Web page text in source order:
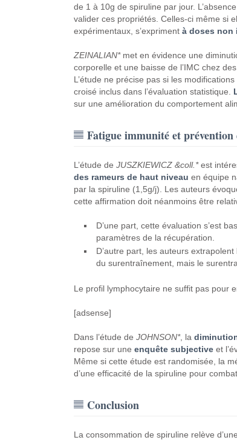
de 1 à 10g de spiruline par jour.
valider ces propriétés. Celles-ci même si
expérimentaux, s’expriment à doses non
ZEINALIAN*met en évidence une
corporelle et une baisse de l’IMC chez
L’étude ne précise pas si les
croisé inclus dans l’évaluation statistique.
sur une amélioration du comportement
Fatigue immunité et
L’étude de JUSZKIEWICZ &coll.*est
des rameurs de haut niveau en équipe
par la spiruline (1,5g/j). Les auteurs
cette affirmation doit néanmoins être
D’une part, cette évaluation s’est
paramètres de la récupération.
D’autre part, les auteurs
du surentraînement, mais le
Le profil lymphocytaire ne suffit pas pour
[adsense]
Dans l’étude de JOHNSON*, la
repose sur une enquête subjectiveet
Même si cette étude est randomisée, la
d’une efficacité de la spiruline pour
Conclusion
La consommation de spiruline relève